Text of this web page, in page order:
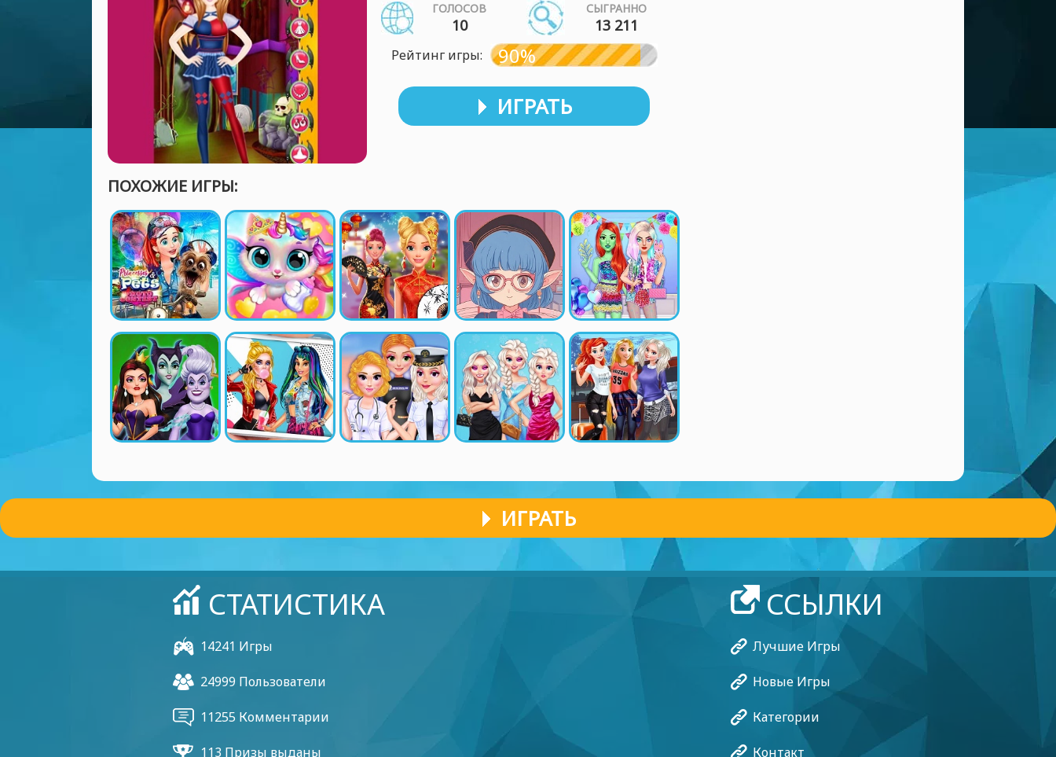
ГОЛОСОВ
10
СЫГРАННО
13 211
Рейтинг игры: 90%
ИГРАТЬ
ПОХОЖИЕ ИГРЫ:
ИГРАТЬ
СТАТИСТИКА
14241 Игры
24999 Пользователи
11255 Комментарии
113 Призы выданы
ССЫЛКИ
Лучшие Игры
Новые Игры
Категории
Контакт